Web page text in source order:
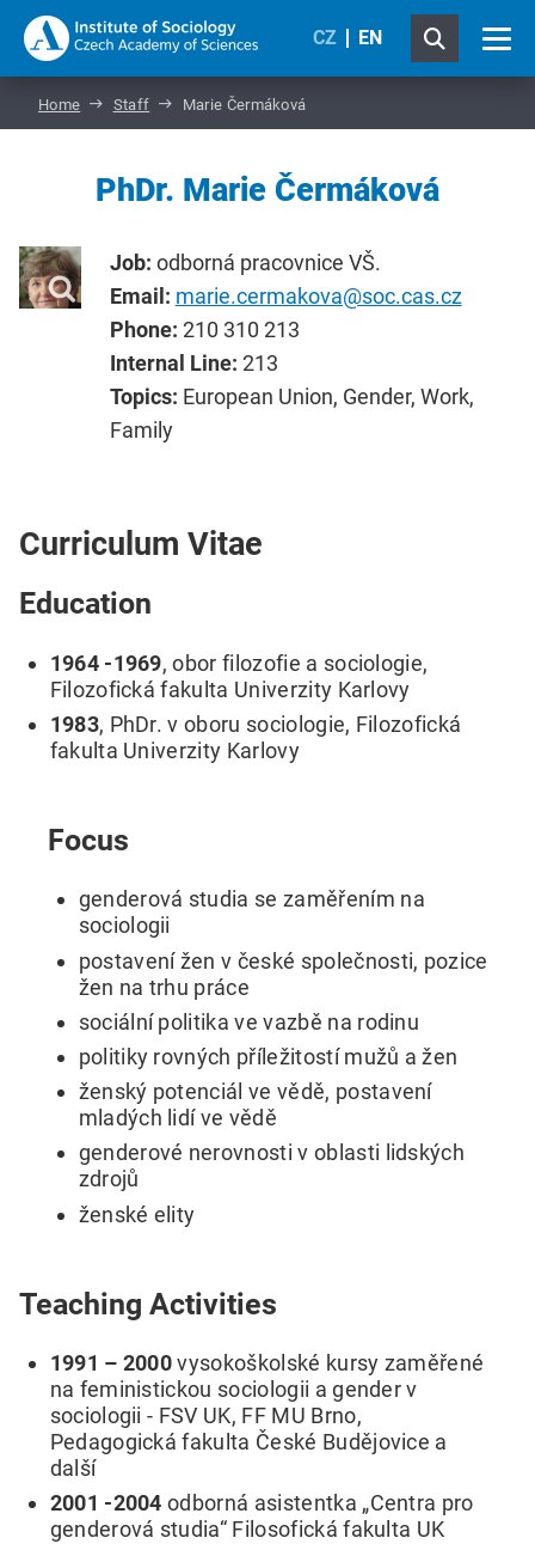
CZ EN
Home Staff Marie Čermáková
PhDr. Marie Čermáková
Job: odborná pracovnice VŠ.
Email: marie.cermakova@soc.cas.cz
Phone: 210 310 213
Internal Line: 213
Topics: European Union, Gender, Work,
Family
Curriculum Vitae
Education
1964 -1969, obor filozofie a sociologie,
Filozofická fakulta Univerzity Karlovy
1983, PhDr. v oboru sociologie, Filozofická
fakulta Univerzity Karlovy
Focus
genderová studia se zaměřením na
sociologii
postavení žen v české společnosti, pozice
žen na trhu práce
sociální politika ve vazbě na rodinu
politiky rovných příležitostí mužů a žen
ženský potenciál ve vědě, postavení
mladých lidí ve vědě
genderové nerovnosti v oblasti lidských
zdrojů
ženské elity
Teaching Activities
1991 – 2000vysokoškolské kursy zaměřené
na feministickou sociologii a gender v
sociologii - FSV UK, FF MU Brno,
Pedagogická fakulta České Budějovice a
další
2001 -2004 odborná asistentka „Centra pro
genderová studia“ Filosofická fakulta UK